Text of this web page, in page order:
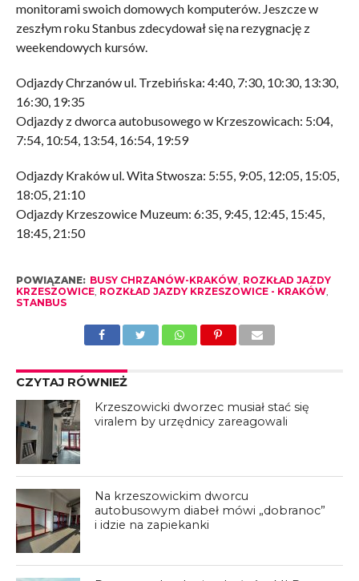
monitorami swoich domowych komputerów. Jeszcze w
zeszłym roku Stanbus zdecydował się na rezygnację z
weekendowych kursów.
Odjazdy Chrzanów ul. Trzebińska: 4:40, 7:30, 10:30, 13:30,
16:30, 19:35
Odjazdy z dworca autobusowego w Krzeszowicach: 5:04,
7:54, 10:54, 13:54, 16:54, 19:59
Odjazdy Kraków ul. Wita Stwosza: 5:55, 9:05, 12:05, 15:05,
18:05, 21:10
Odjazdy Krzeszowice Muzeum: 6:35, 9:45, 12:45, 15:45,
18:45, 21:50
POWIĄZANE: BUSY CHRZANÓW-KRAKÓW, ROZKŁAD JAZDY
KRZESZOWICE, ROZKŁAD JAZDY KRZESZOWICE - KRAKÓW,
STANBUS
CZYTAJ RÓWNIEŻ
Krzeszowicki dworzec musiał stać się
viralem by urzędnicy zareagowali
Na krzeszowickim dworcu
autobusowym diabeł mówi „dobranoc”
i idzie na zapiekanki